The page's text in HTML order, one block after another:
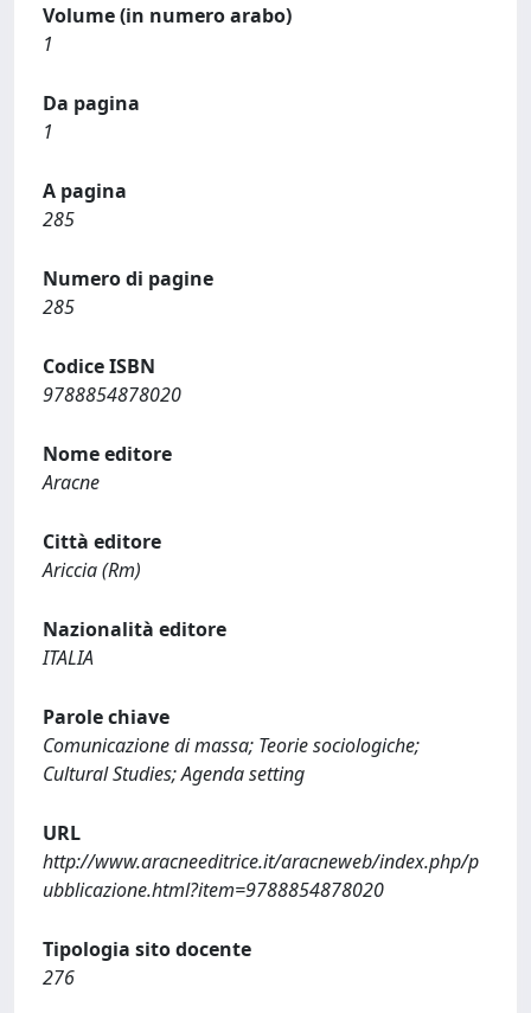
Volume (in numero arabo)
1
Da pagina
1
A pagina
285
Numero di pagine
285
Codice ISBN
9788854878020
Nome editore
Aracne
Città editore
Ariccia (Rm)
Nazionalità editore
ITALIA
Parole chiave
Comunicazione di massa; Teorie sociologiche;
Cultural Studies; Agenda setting
URL
http://www.aracneeditrice.it/aracneweb/index.php/p
ubblicazione.html?item=9788854878020
Tipologia sito docente
276